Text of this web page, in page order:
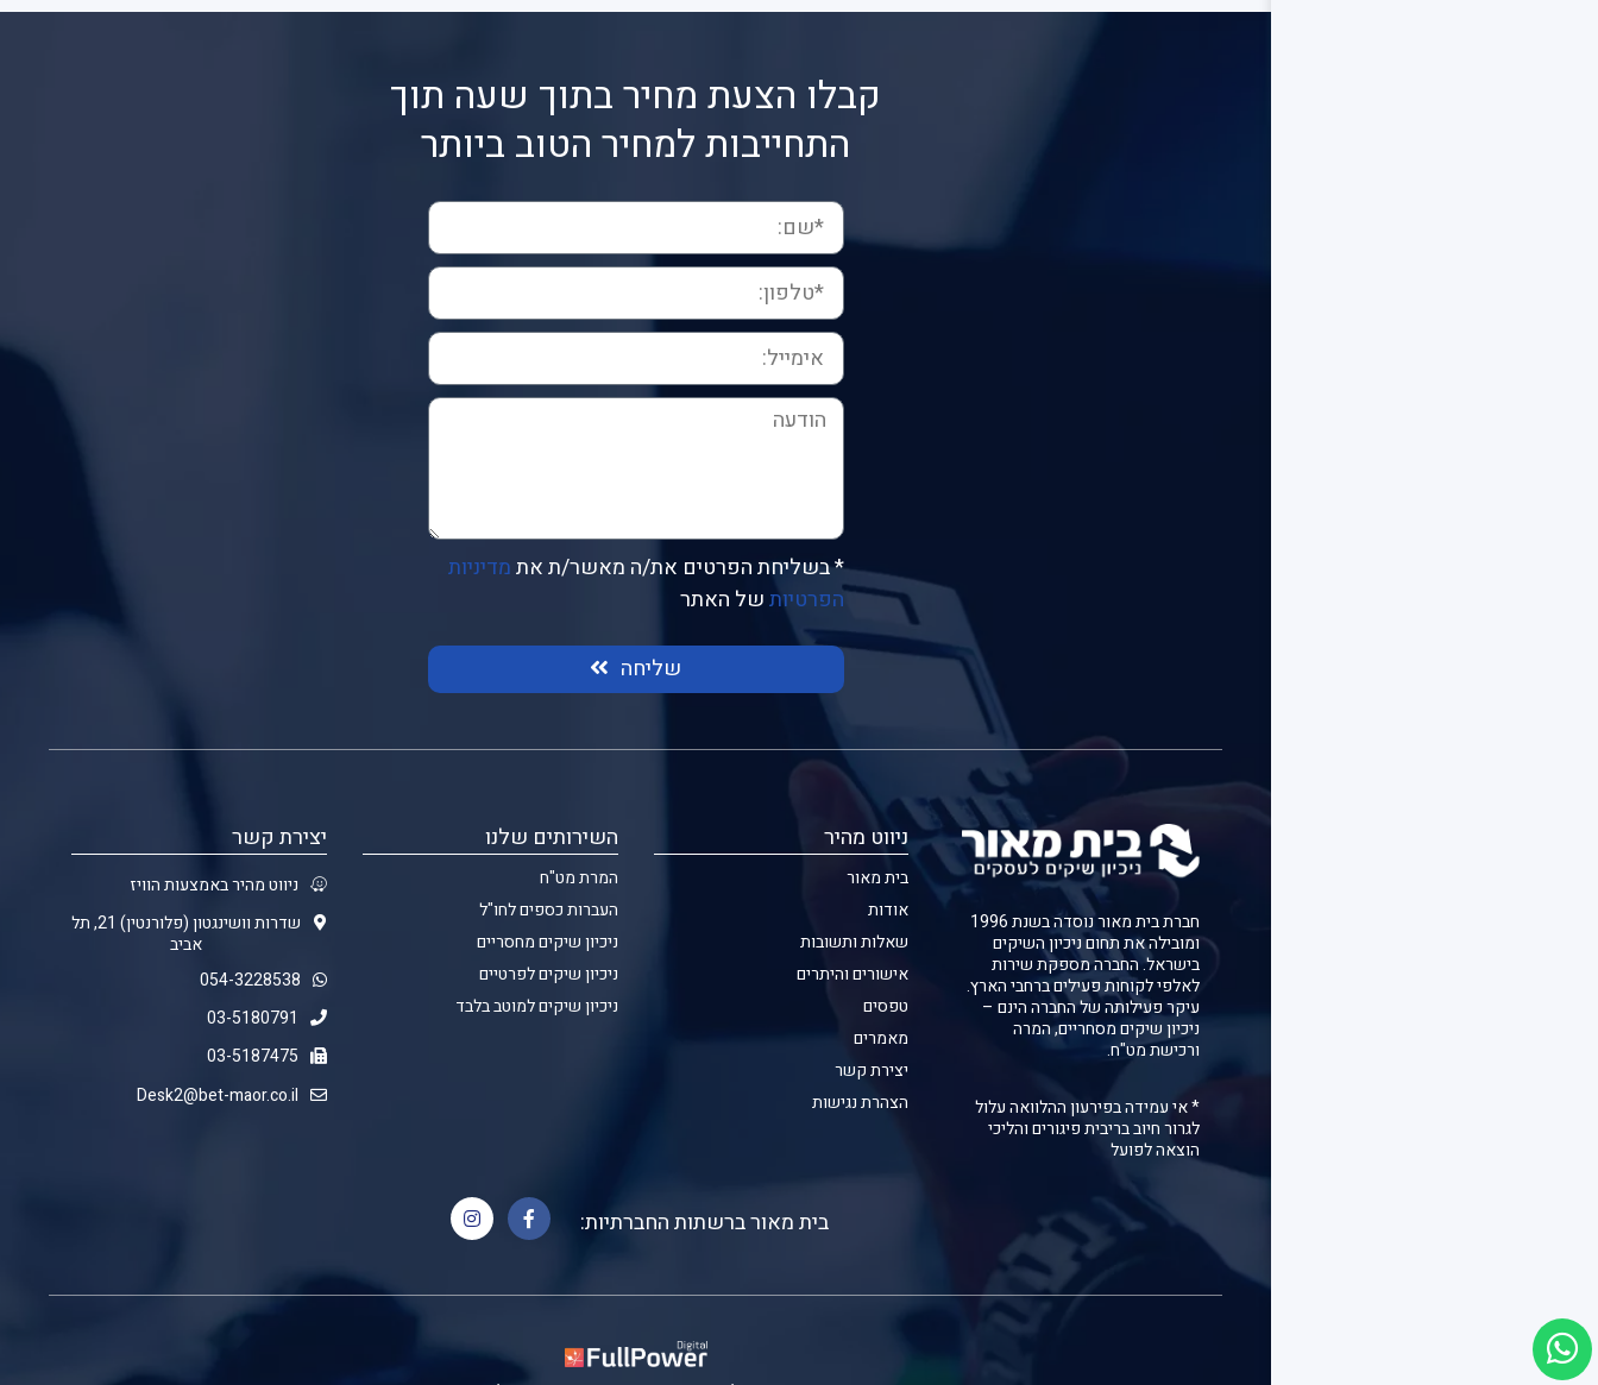
קבלו הצעת מחיר בתוך שעה תוך
התחייבות למחיר הטוב ביותר
* בשליחת הפרטים את/ה מאשר/ת אתמדיניות
הפרטיותשל האתר
שליחה
חברת בית מאור נוסדה בשנת 1996
ומובילה את תחום ניכיון השיקים
בישראל. החברה מספקת שירות
לאלפי לקוחות פעילים ברחבי הארץ.
עיקר פעילותה של החברה הינם –
ניכיון שיקים מסחריים, המרה
ורכישת מט"ח.
* אי עמידה בפירעון ההלוואה עלול
לגרור חיוב בריבית פיגורים והליכי
הוצאה לפועל
ניווט מהיר
בית מאור
אודות
שאלות ותשובות
אישורים והיתרים
טפסים
מאמרים
יצירת קשר
הצהרת נגישות
השירותים שלנו
המרת מט"ח
העברות כספים לחו"ל
ניכיון שיקים מחסריים
ניכיון שיקים לפרטיים
ניכיון שיקים למוטב בלבד
יצירת קשר
ניווט מהיר באמצעות הוויז
שדרות וושינגטון (פלורנטין) 21, תל
אביב
054-3228538
03-5180791
03-5187475
Desk2@bet-maor.co.il
בית מאור ברשתות החברתיות: